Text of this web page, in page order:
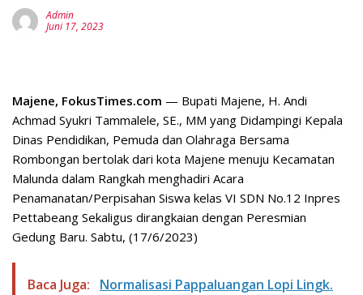
Admin
Juni 17, 2023
Majene, FokusTimes.com — Bupati Majene, H. Andi
Achmad Syukri Tammalele, SE., MM yang Didampingi Kepala
Dinas Pendidikan, Pemuda dan Olahraga Bersama
Rombongan bertolak dari kota Majene menuju Kecamatan
Malunda dalam Rangkah menghadiri Acara
Penamanatan/Perpisahan Siswa kelas VI SDN No.12 Inpres
Pettabeang Sekaligus dirangkaian dengan Peresmian
Gedung Baru. Sabtu, (17/6/2023)
Baca Juga:
Normalisasi Pappaluangan Lopi Lingk.